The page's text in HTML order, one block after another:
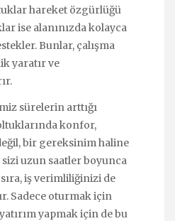
hareket özgürlüğü
ise alanınızda kolayca
Bunlar, çalışma
yaratır ve
sürelerin arttığı
konfor,
bir gereksinim haline
uzun saatler boyunca
iş verimliliğinizi de
Sadece oturmak için
yapmak için de bu